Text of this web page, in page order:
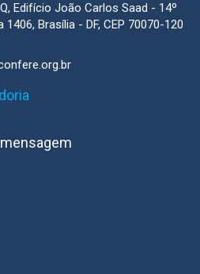
Edifício João Carlos Saad - 14º
1406, Brasília - DF, CEP 70070-120